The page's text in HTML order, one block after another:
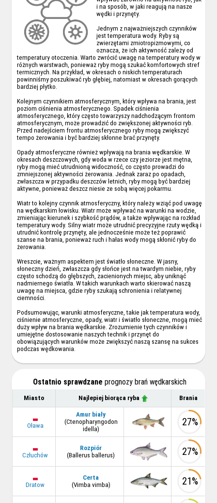
i na sposób, w jaki reagują na nasze
wędki i przynęty.
Jednym z najważniejszych czynników
jest temperatura wody. Ryby są
zwierzętami zmiotropizmowymi, co
oznacza, że ich aktywność zależy od
temperatury otoczenia. Warto zwrócić uwagę na temperatury wody w
różnych warstwach, ponieważ ryby mogą szukać komfortowych stref
termicznych. Na przykład, w okresach o niskich temperaturach
powinniśmy poszukiwać ryb głębiej, natomiast w okresach gorących
bardziej płytko.
Kolejnym czynnikiem atmosferycznym, który wpływa na brania, jest
poziom ciśnienia atmosferycznego. Spadek ciśnienia
atmosferycznego, który często towarzyszy nadchodzącym frontom
atmosferycznym, może prowadzić do zwiększonej aktywności ryb.
Przed nadejściem frontu atmosferycznego ryby mogą zwiększyć
tempo żerowania i być bardziej skłonne brać przynęty.
Opady atmosferyczne również wpływają na brania wędkarskie. W
okresach deszczowych, gdy woda w rzece czy jeziorze jest mętna,
ryby mogą mieć utrudnioną widoczność, co często prowadzi do
zmniejszonej aktywności żerowania. Jednak zaraz po opadach,
zwłaszcza w przypadku deszczów letnich, ryby mogą być bardziej
aktywne, ponieważ deszcz niesie ze sobą więcej pokarmu.
Wiatr to kolejny czynnik atmosferyczny, który należy wziąć pod uwagę
na wędkarskim łowisku. Wiatr może wpływać na warunki na wodzie,
zmieniając kierunek i szybkość prądów, a także wpływając na rozkład
temperatury wody. Silny wiatr może utrudnić precyzyjne rzuty wędką i
utrudnić kontrolę przynęty, ale jednocześnie może też poprawić
szanse na brania, ponieważ ruch i hałas wody mogą skłonić ryby do
żerowania.
Wreszcie, ważnym aspektem jest światło słoneczne. W jasny,
słoneczny dzień, zwłaszcza gdy słońce jest na twardym niebie, ryby
często schodzą do głębszych, zacienionych miejsc, aby uniknąć
nadmiernego światła. W takich warunkach warto skierować naszą
uwagę na miejsca, gdzie ryby szukają schronienia i relatywnej
ciemności.
Podsumowując, warunki atmosferyczne, takie jak temperatura wody,
ciśnienie atmosferyczne, opady, wiatr i światło słoneczne, mogą mieć
duży wpływ na brania wędkarskie. Zrozumienie tych czynników i
umiejętne dostosowanie naszych technik i przynęt do
obowiązujących warunków może zwiększyć naszą szansę na sukces
podczas wędkowania.
Ostatnio sprawdzane prognozy brań wędkarskich
Miasto Najlepiej biorąca ryba Brania
Oława
Amur biały
(Ctenopharyngodon
idella)
27%
Człuchów
Rozpiór
(Ballerus ballerus)
27%
Dratow
Certa
(Vimba vimba)
21%